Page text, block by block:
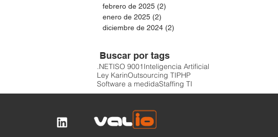
febrero de 2025 (2)
enero de 2025 (2)
diciembre de 2024 (2)
Buscar por tags
.NETISO 9001Inteligencia Artificial
Ley KarinOutsourcing TIPHP
Software a medidaStaffing TI